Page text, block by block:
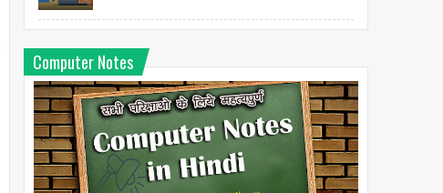
Computer Notes